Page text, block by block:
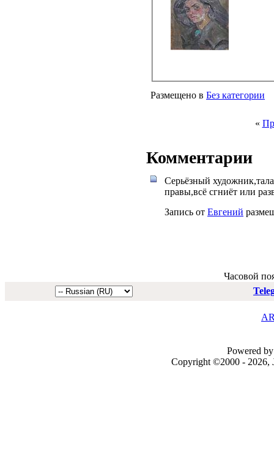
Размещено в Без категории
«
Комментарии
Серьёзный
правы,всё сгниёт или
Запись от Евгений
Часовой
Powered
Copyright ©2000 - 2026,